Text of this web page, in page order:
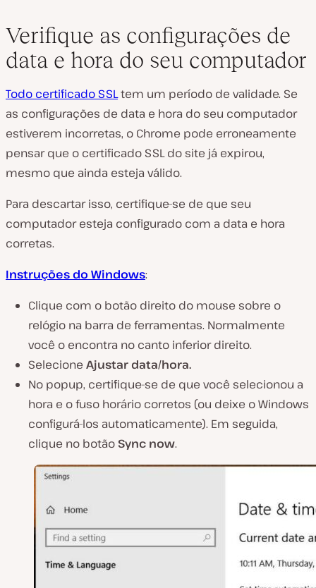
Verifique as configurações de
data e hora do seu computador
Todo certificado SSLtem um período de validade. Se
as configurações de data e hora do seu computador
estiverem incorretas, o Chrome pode erroneamente
pensar que o certificado SSL do site já expirou,
mesmo que ainda esteja válido.
Para descartar isso, certifique-se de que seu
computador esteja configurado com a data e hora
corretas.
Instruções do Windows:
Clique com o botão direito do mouse sobre o
relógio na barra de ferramentas. Normalmente
você o encontra no canto inferior direito.
Selecione Ajustar data/hora.
No popup, certifique-se de que você selecionou a
hora e o fuso horário corretos (ou deixe o Windows
configurá-los automaticamente). Em seguida,
clique no botão Sync now.